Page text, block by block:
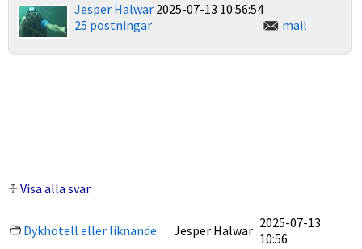
Jesper Halwar 2025-07-13 10:56:54
25 postningar
mail
Visa alla svar
Dykhotell eller liknande Jesper Halwar 2025-07-13
10:56